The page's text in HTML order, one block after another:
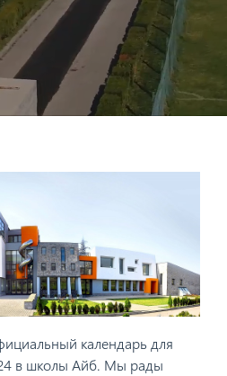
календарь для
в школы Айб. Мы рады